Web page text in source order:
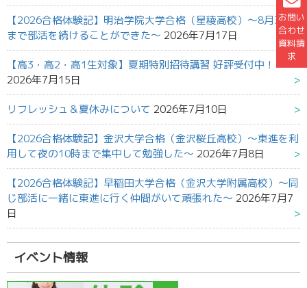
お問い
合わせ
資料請
求
【2026合格体験記】明治学院大学合格（星稜高校）～8月31日
まで部活を続けることができた～ 2026年7月17日
【高3・高2・高1生対象】夏期特別招待講習 好評受付中！
2026年7月15日
リフレッシュ＆夏休みについて 2026年7月10日
【2026合格体験記】金沢大学合格（金沢桜丘高校）～東進を利
用して夜の10時まで集中して勉強した～ 2026年7月8日
【2026合格体験記】早稲田大学合格（金沢大学附属高校）～同
じ部活に一緒に東進に行く仲間がいて頑張れた～ 2026年7月7
日
イベント情報